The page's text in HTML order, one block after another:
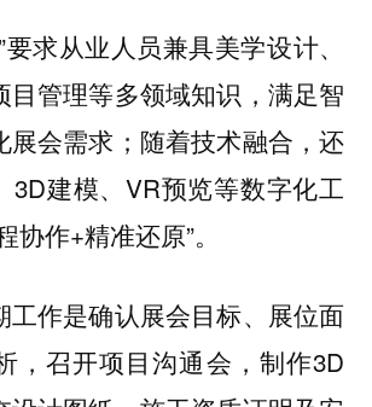
求从业人员兼具美学设计、
目管理等多领域知识，满足智
展会需求；随着技术融合，还
3D建模、VR预览等数字化工
协作+精准还原”。
工作是确认展会目标、展位面
，召开项目沟通会，制作3D